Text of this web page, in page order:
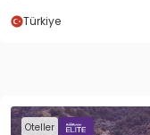
Türkiye
Oteller